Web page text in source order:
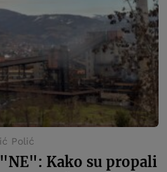
Polić
Kako su propali